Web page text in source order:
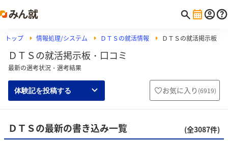
トップ 情報処理/システム ＤＴＳの就活情報 ＤＴＳの就活掲示板
ＤＴＳの就活掲示板・口コミ
最新の選考状況・選考結果
体験記を投稿する お気に入り (6919)
ＤＴＳの最新の書き込み一覧 (全3087件)